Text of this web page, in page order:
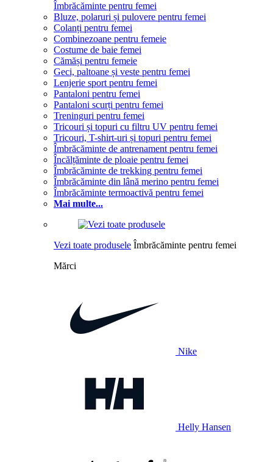
Îmbrăcăminte pentru femei
Bluze, polaruri și pulovere pentru femei
Colanți pentru femei
Combinezoane pentru femeie
Costume de baie femei
Cămăși pentru femeie
Geci, paltoane și veste pentru femei
Lenjerie sport pentru femei
Pantaloni pentru femei
Pantaloni scurți pentru femei
Treninguri pentru femei
Tricouri și topuri cu filtru UV pentru femei
Tricouri, T-shirt-uri și topuri pentru femei
Îmbrăcăminte de antrenament pentru femei
Încălțăminte de ploaie pentru femei
Îmbrăcăminte de trekking pentru femei
Îmbrăcăminte din lână merino pentru femei
Îmbrăcăminte termoactivă pentru femei
Mai multe...
Vezi toate produsele Îmbrăcăminte pentru femei
Mărci
Nike
Helly Hansen